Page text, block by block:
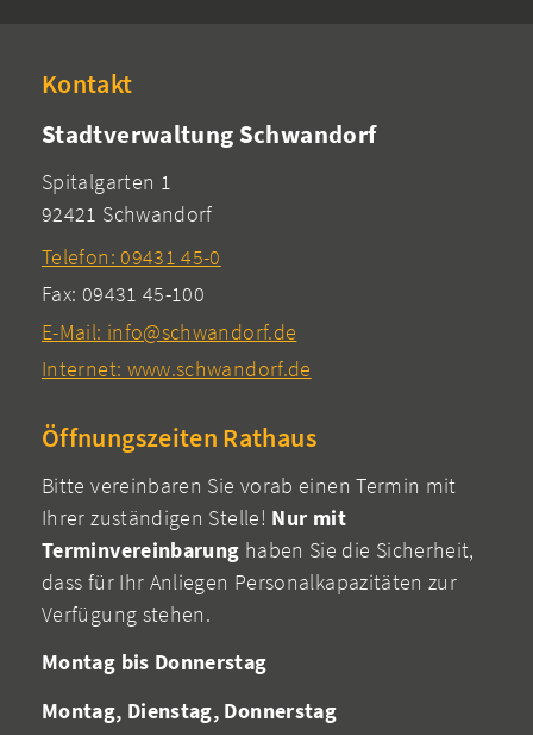
Kontakt
Stadtverwaltung Schwandorf
Spitalgarten 1
92421 Schwandorf
Telefon: 09431 45-0
Fax: 09431 45-100
E-Mail: info@schwandorf.de
Internet: www.schwandorf.de
Öffnungszeiten Rathaus
Bitte vereinbaren Sie vorab einen Termin mit
Ihrer zuständigen Stelle! Nur mit
Terminvereinbarung haben Sie die Sicherheit,
dass für Ihr Anliegen Personalkapazitäten zur
Verfügung stehen.
Montag bis Donnerstag
Montag, Dienstag, Donnerstag